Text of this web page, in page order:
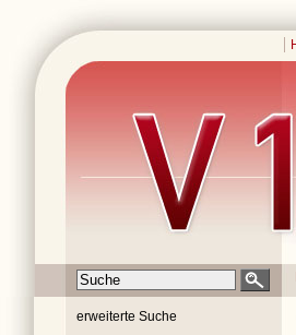
erweiterte Suche